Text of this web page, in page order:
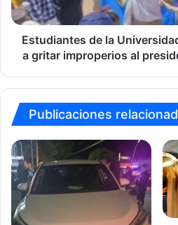
llegan
a
gritar
improperios
Chaves.
Estudiantes de la
a gritar improperios al
Publicaciones